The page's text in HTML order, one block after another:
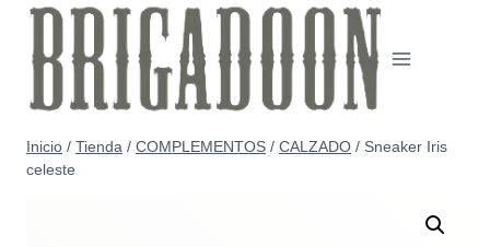
Saltar
contenido
Inicio / Tienda / COMPLEMENTOS / CALZADO / Sneaker Iris
celeste